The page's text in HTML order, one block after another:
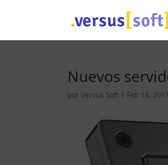
Nuevos
porVersus Soft | Feb 14, 2017